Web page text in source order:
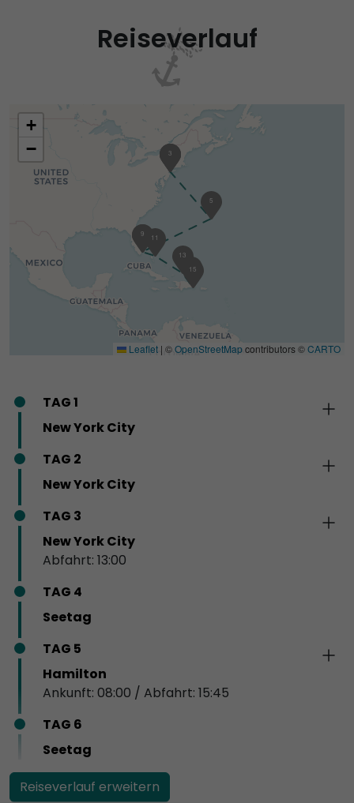
Reiseverlauf
123
5
89
11
13
14
15
+
−
Leaflet | ©OpenStreetMapcontributors ©CARTO
TAG 1
New York City
TAG 2
New York City
TAG 3
New York City
Abfahrt: 13:00
TAG 4
Seetag
TAG 5
Hamilton
Ankunft: 08:00 / Abfahrt: 15:45
TAG 6
Seetag
Reiseverlauf erweitern